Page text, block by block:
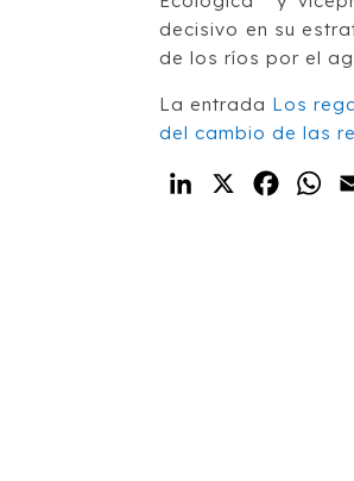
decisivo en su
de los ríos por el
La entrada Los
del cambio de las
LinkedIn
X